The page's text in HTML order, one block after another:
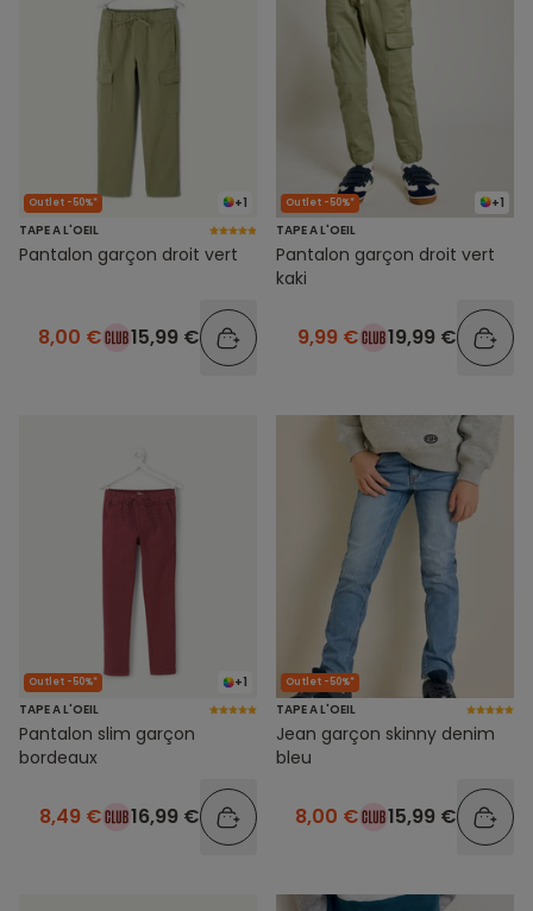
+1
Outlet -50%*
TAPE A L'OEIL
Pantalon garçon droit vert
8,00 € 15,99 €
+1
Outlet -50%*
TAPE A L'OEIL
Pantalon garçon droit vert
kaki
9,99 € 19,99 €
+1
Outlet -50%*
TAPE A L'OEIL
Pantalon slim garçon
bordeaux
8,49 € 16,99 €
Outlet -50%*
TAPE A L'OEIL
Jean garçon skinny denim
bleu
8,00 € 15,99 €